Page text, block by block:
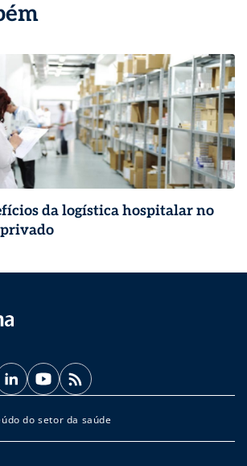
da logística hospitalar no
do setor da saúde